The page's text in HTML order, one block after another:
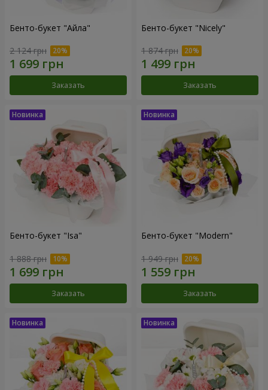
Бенто-букет "Айла"
2 124 грн
Заказать
Бенто-букет "Nicely"
1 874 грн
Заказать
Бенто-букет "Isa"
1 888 грн
Заказать
Бенто-букет "Modern"
1 949 грн
Заказать